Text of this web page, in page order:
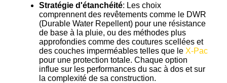
Stratégie d'étanchéité: Les choix
comprennent des revêtements comme le DWR
(Durable Water Repellent) pour une résistance
de base à la pluie, ou des méthodes plus
approfondies comme des coutures scellées et
des couches imperméables telles que le X-Pac
pour une protection totale. Chaque option
influe sur les performances du sac à dos et sur
la complexité de sa construction.